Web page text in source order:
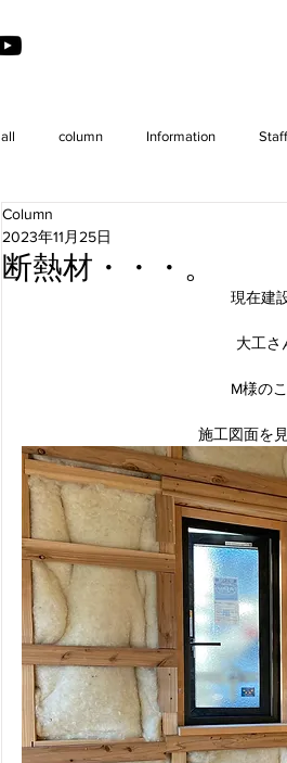
all column Information
断熱材・・・。
Column
2023年11月25日
現在建
大工さ
M様の
施工図面を